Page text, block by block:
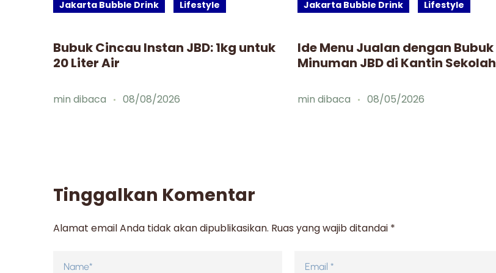
Jakarta Bubble Drink Lifestyle
Bubuk Cincau Instan JBD: 1kg untuk
20 Liter Air
min dibaca 08/08/2026
Jakarta Bubble Drink Lifestyle
Ide Menu Jualan dengan Bubuk
Minuman JBD di Kantin Sekolah
min dibaca 08/05/2026
Tinggalkan Komentar
Alamat email Anda tidak akan dipublikasikan. Ruas yang wajib ditandai *